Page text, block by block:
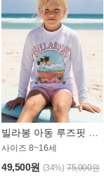
사이즈 8~16세
49,500원 (34%) 75,000원